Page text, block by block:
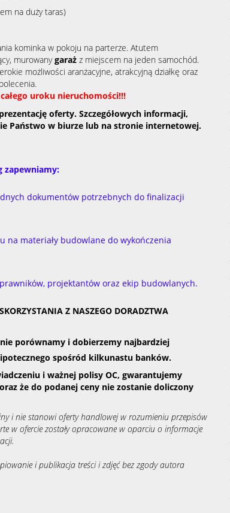
na duży taras)
kominka w pokoju na parterze. Atutem
murowanygaraż z miejscem na jeden samochód.
możliwości aranżacyjne, atrakcyjną działkę oraz
uroku nieruchomości!!!
oferty. Szczegółowych informacji,
Państwo w biurze lub na stronie internetowej.
zapewniamy:
dokumentów potrzebnych do finalizacji
na materiały budowlane do wykończenia
projektantów oraz ekip budowlanych.
Z NASZEGO DORADZTWA
porównamy i dobierzemy najbardziej
spośród kilkunastu banków.
i ważnej polisy OC, gwarantujemy
że do podanej ceny nie zostanie doliczony
i nie stanowi oferty handlowej w rozumieniu przepisów
w ofercie zostały opracowane w oparciu o informacje
i publikacja treści i zdjęć bez zgody autora